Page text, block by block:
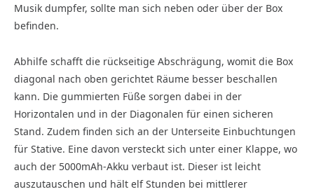
Musik dumpfer, sollte man sich neben oder über der Box
befinden.
Abhilfe schafft die rückseitige Abschrägung, womit die Box
diagonal nach oben gerichtet Räume besser beschallen
kann. Die gummierten Füße sorgen dabei in der
Horizontalen und in der Diagonalen für einen sicheren
Stand. Zudem finden sich an der Unterseite Einbuchtungen
für Stative. Eine davon versteckt sich unter einer Klappe, wo
auch der 5000mAh-Akku verbaut ist. Dieser ist leicht
auszutauschen und hält elf Stunden bei mittlerer